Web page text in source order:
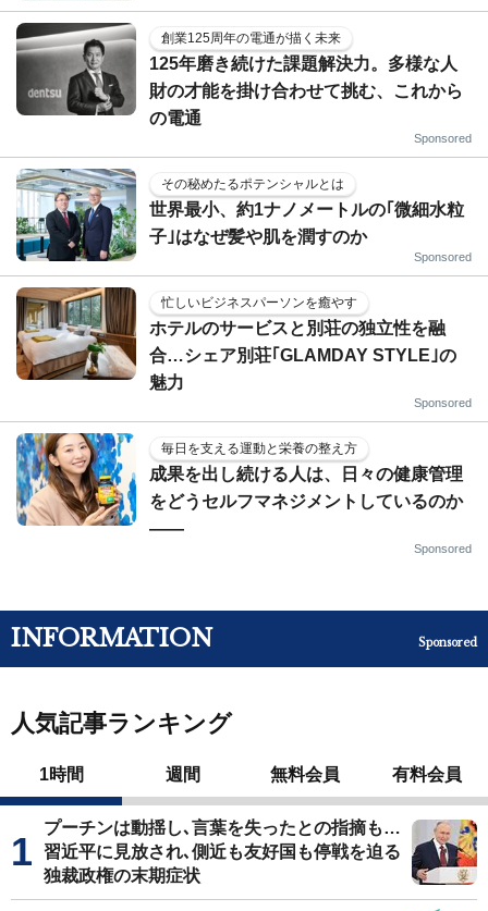
創業125周年の電通が描く未来
125年磨き続けた課題解決力。多様な人
財の才能を掛け合わせて挑む、これから
の電通
Sponsored
その秘めたるポテンシャルとは
世界最小、約1ナノメートルの｢微細水粒
子｣はなぜ髪や肌を潤すのか
Sponsored
忙しいビジネスパーソンを癒やす
ホテルのサービスと別荘の独立性を融
合…シェア別荘｢GLAMDAY STYLE｣の
魅力
Sponsored
毎日を支える運動と栄養の整え方
成果を出し続ける人は、日々の健康管理
をどうセルフマネジメントしているのか
——
Sponsored
INFORMATION Sponsored
人気記事ランキング
1時間 週間 無料会員 有料会員
プーチンは動揺し､言葉を失ったとの指摘も…
習近平に見放され､側近も友好国も停戦を迫る
独裁政権の末期症状